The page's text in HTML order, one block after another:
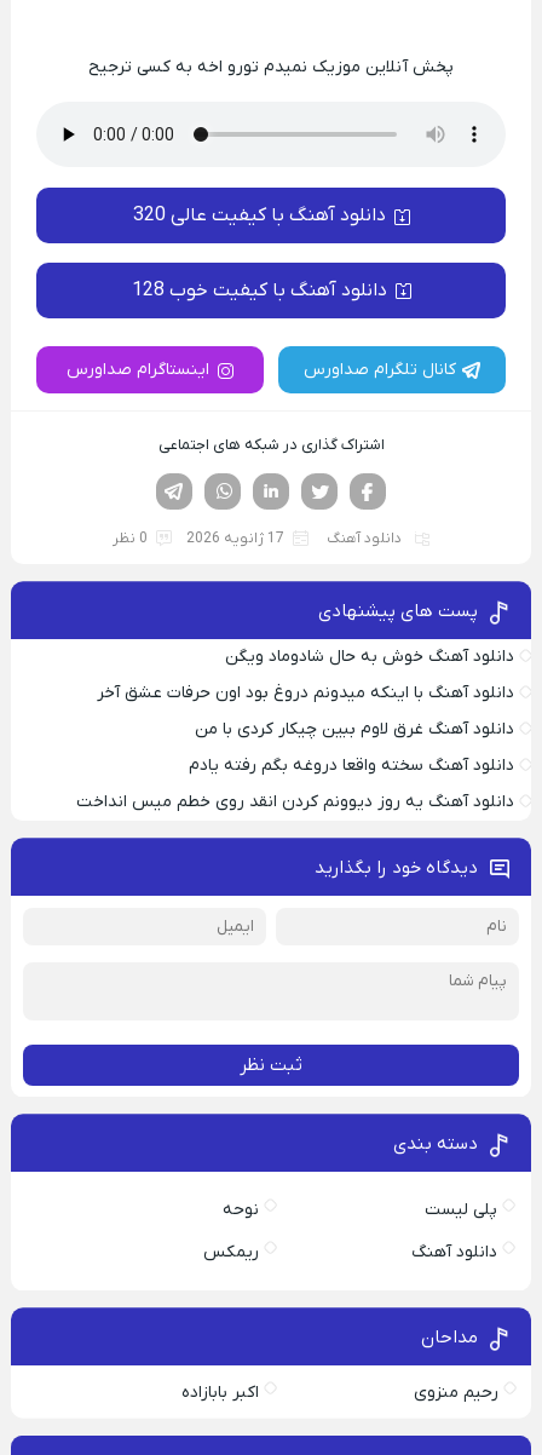
پخش آنلاین موزیک نمیدم تورو اخه به کسی ترجیح
دانلود آهنگ با کیفیت عالی 320
دانلود آهنگ با کیفیت خوب 128
کانال تلگرام صداورس اینستاگرام صداورس
اشتراک گذاری در شبکه های اجتماعی
لینکدین تویتر
فیسوک
دانلود آهنگ 17 ژانویه 2026 0 نظر
پست های پیشنهادی
دانلود آهنگ خوش به حال شادوماد ویگن
دانلود آهنگ با اینکه میدونم دروغ بود اون حرفات عشق آخر
دانلود آهنگ غرق لاوم ببین چیکار کردی با من
دانلود آهنگ سخته واقعا دروغه بگم رفته یادم
دانلود آهنگ یه روز دیوونم کردن انقد روی خطم میس انداخت
دیدگاه خود را بگذارید
ثبت نظر
دسته بندی
پلی لیست
نوحه
دانلود آهنگ
ریمکس
مداحان
رحیم منزوی اکبر بابازاده